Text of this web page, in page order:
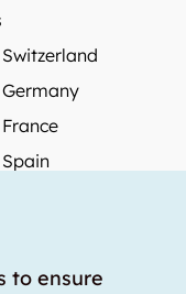
to ensure